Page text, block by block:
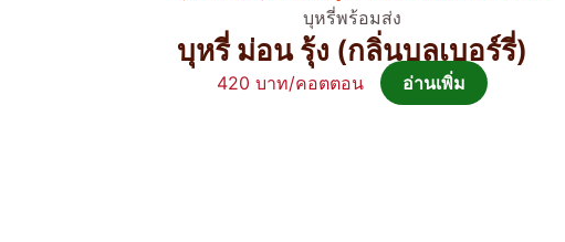
บุหรี่พร้อมส่ง
บุหรี่ ม่อน รุ้ง (กลิ่นบลูเบอร์รี่)
420 อ่านเพิ่ม